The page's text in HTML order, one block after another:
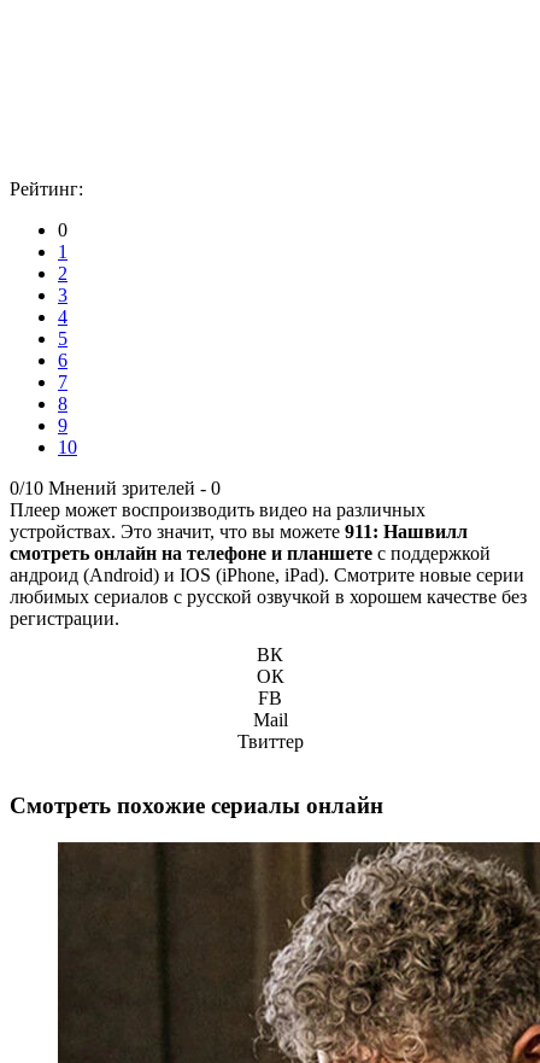
Рейтинг:
0
1
2
3
4
5
6
7
8
9
10
0/10 Мнений зрителей - 0
Плеер может воспроизводить видео на различных
устройствах. Это значит, что вы можете 911: Нашвилл
смотреть онлайн на телефоне и планшете с поддержкой
андроид (Android) и IOS (iPhone, iPad). Смотрите новые серии
любимых сериалов с русской озвучкой в хорошем качестве без
регистрации.
ВК
ОК
FB
Mail
Твиттер
Смотреть похожие сериалы онлайн